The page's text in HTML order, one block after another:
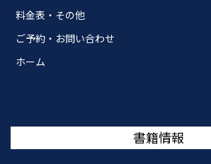
料金表・その他
ご予約・お問い合わせ
ホーム
書籍情報